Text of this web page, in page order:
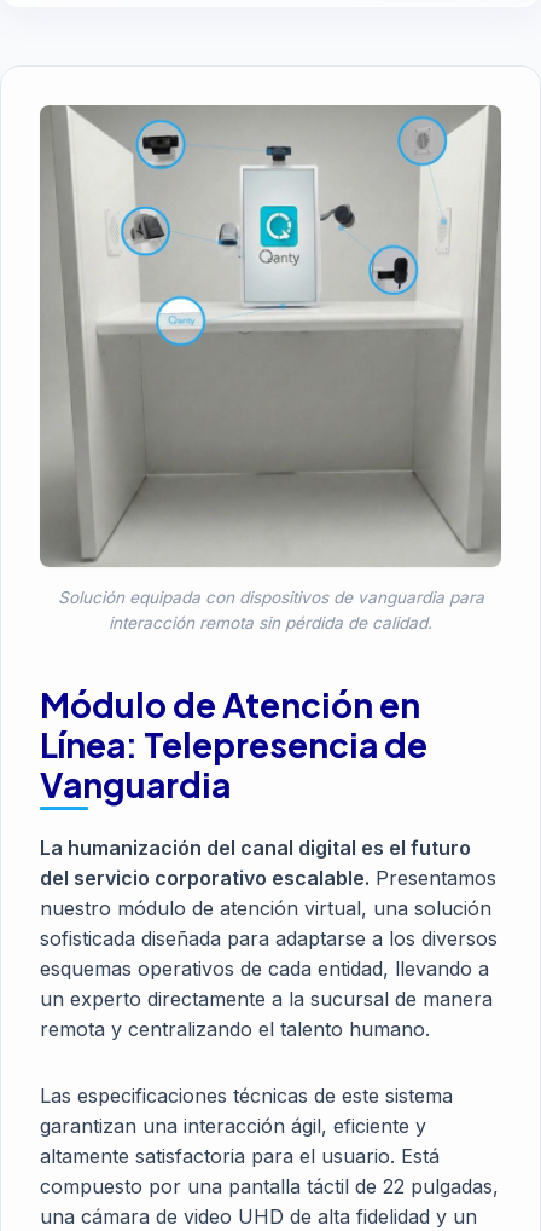
Solución equipada con dispositivos de vanguardia para
interacción remota sin pérdida de calidad.
Módulo de Atención en
Línea: Telepresencia de
Vanguardia
La humanización del canal digital es el futuro
del servicio corporativo escalable. Presentamos
nuestro módulo de atención virtual, una solución
sofisticada diseñada para adaptarse a los diversos
esquemas operativos de cada entidad, llevando a
un experto directamente a la sucursal de manera
remota y centralizando el talento humano.
Las especificaciones técnicas de este sistema
garantizan una interacción ágil, eficiente y
altamente satisfactoria para el usuario. Está
compuesto por una pantalla táctil de 22 pulgadas,
una cámara de video UHD de alta fidelidad y un